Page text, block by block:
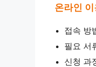
온라인 이
접속 방
필요 서
신청 과